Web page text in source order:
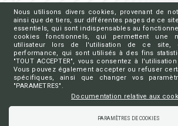
Nous utilisons divers cookies, provenant de
ainsi que de tiers, sur différentes pages de ce
essentiels, qui sont indispensables au
cookies fonctionnels, qui permettent une
utilisateur lors de l'utilisation de ce site,
performance, qui sont utilisés à des fins
"TOUT ACCEPTER", vous consentez à
Vous pouvez également accepter ou refuser
spécifiques, ainsi que changer vos
"PARAMETRES".
Documentation relative aux
PARAMÈTRES DE COOKIES